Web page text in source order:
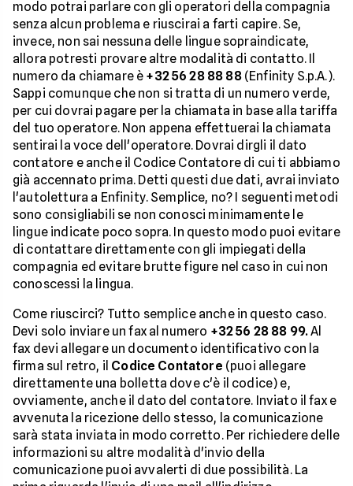
modo potrai parlare con gli operatori della compagnia
senza alcun problema e riuscirai a farti capire. Se,
invece, non sai nessuna delle lingue sopraindicate,
allora potresti provare altre modalità di contatto. Il
numero da chiamare è +32 56 28 88 88(Enfinity S.p.A.).
Sappi comunque che non si tratta di un numero verde,
per cui dovrai pagare per la chiamata in base alla tariffa
del tuo operatore. Non appena effettuerai la chiamata
sentirai la voce dell'operatore. Dovrai dirgli il dato
contatore e anche il Codice Contatore di cui ti abbiamo
già accennato prima. Detti questi due dati, avrai inviato
l'autolettura a Enfinity. Semplice, no? I seguenti metodi
sono consigliabili se non conosci minimamente le
lingue indicate poco sopra. In questo modo puoi evitare
di contattare direttamente con gli impiegati della
compagnia ed evitare brutte figure nel caso in cui non
conoscessi la lingua.
Come riuscirci? Tutto semplice anche in questo caso.
Devi solo inviare un fax al numero +32 56 28 88 99.Al
fax devi allegare un documento identificativo con la
firma sul retro, il Codice Contatore (puoi allegare
direttamente una bolletta dove c'è il codice) e,
ovviamente, anche il dato del contatore. Inviato il fax e
avvenuta la ricezione dello stesso, la comunicazione
sarà stata inviata in modo corretto. Per richiedere delle
informazioni su altre modalità d'invio della
comunicazione puoi avvalerti di due possibilità. La